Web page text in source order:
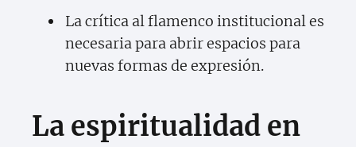
La crítica al flamenco institucional es
necesaria para abrir espacios para
nuevas formas de expresión.
La espiritualidad en